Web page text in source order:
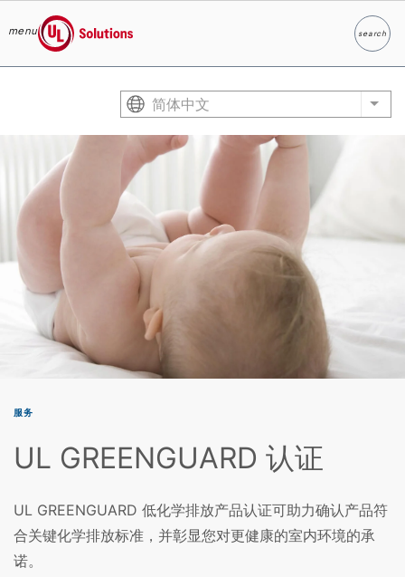
menu
UL Solutions
searchSearch
简体中文 List
服务
UL GREENGUARD 认证
UL GREENGUARD 低化学排放产品认证可助力确认产品符
合关键化学排放标准，并彰显您对更健康的室内环境的承
诺。